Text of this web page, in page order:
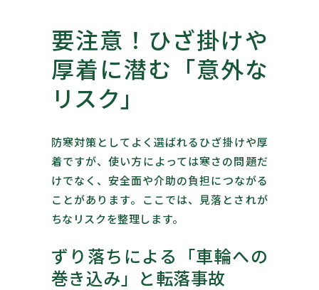
要注意！ひざ掛けや
厚着に潜む「意外な
リスク」
防寒対策としてよく選ばれるひざ掛けや厚
着ですが、使い方によっては寒さの問題だ
けでなく、安全面や介助の負担につながる
ことがあります。ここでは、見落とされが
ちなリスクを整理します。
ずり落ちによる「車輪への
巻き込み」と転落事故